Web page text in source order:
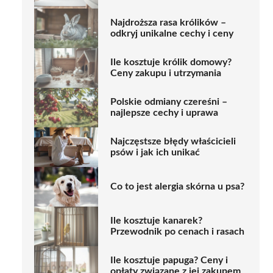
Najdroższa rasa królików –
odkryj unikalne cechy i ceny
Ile kosztuje królik domowy?
Ceny zakupu i utrzymania
Polskie odmiany czereśni –
najlepsze cechy i uprawa
Najczęstsze błędy właścicieli
psów i jak ich unikać
Co to jest alergia skórna u psa?
Ile kosztuje kanarek?
Przewodnik po cenach i rasach
Ile kosztuje papuga? Ceny i